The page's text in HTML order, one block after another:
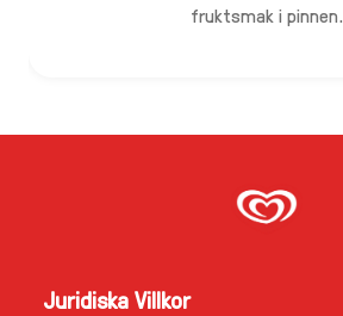
fruktsmak i pinnen.
Juridiska Villkor